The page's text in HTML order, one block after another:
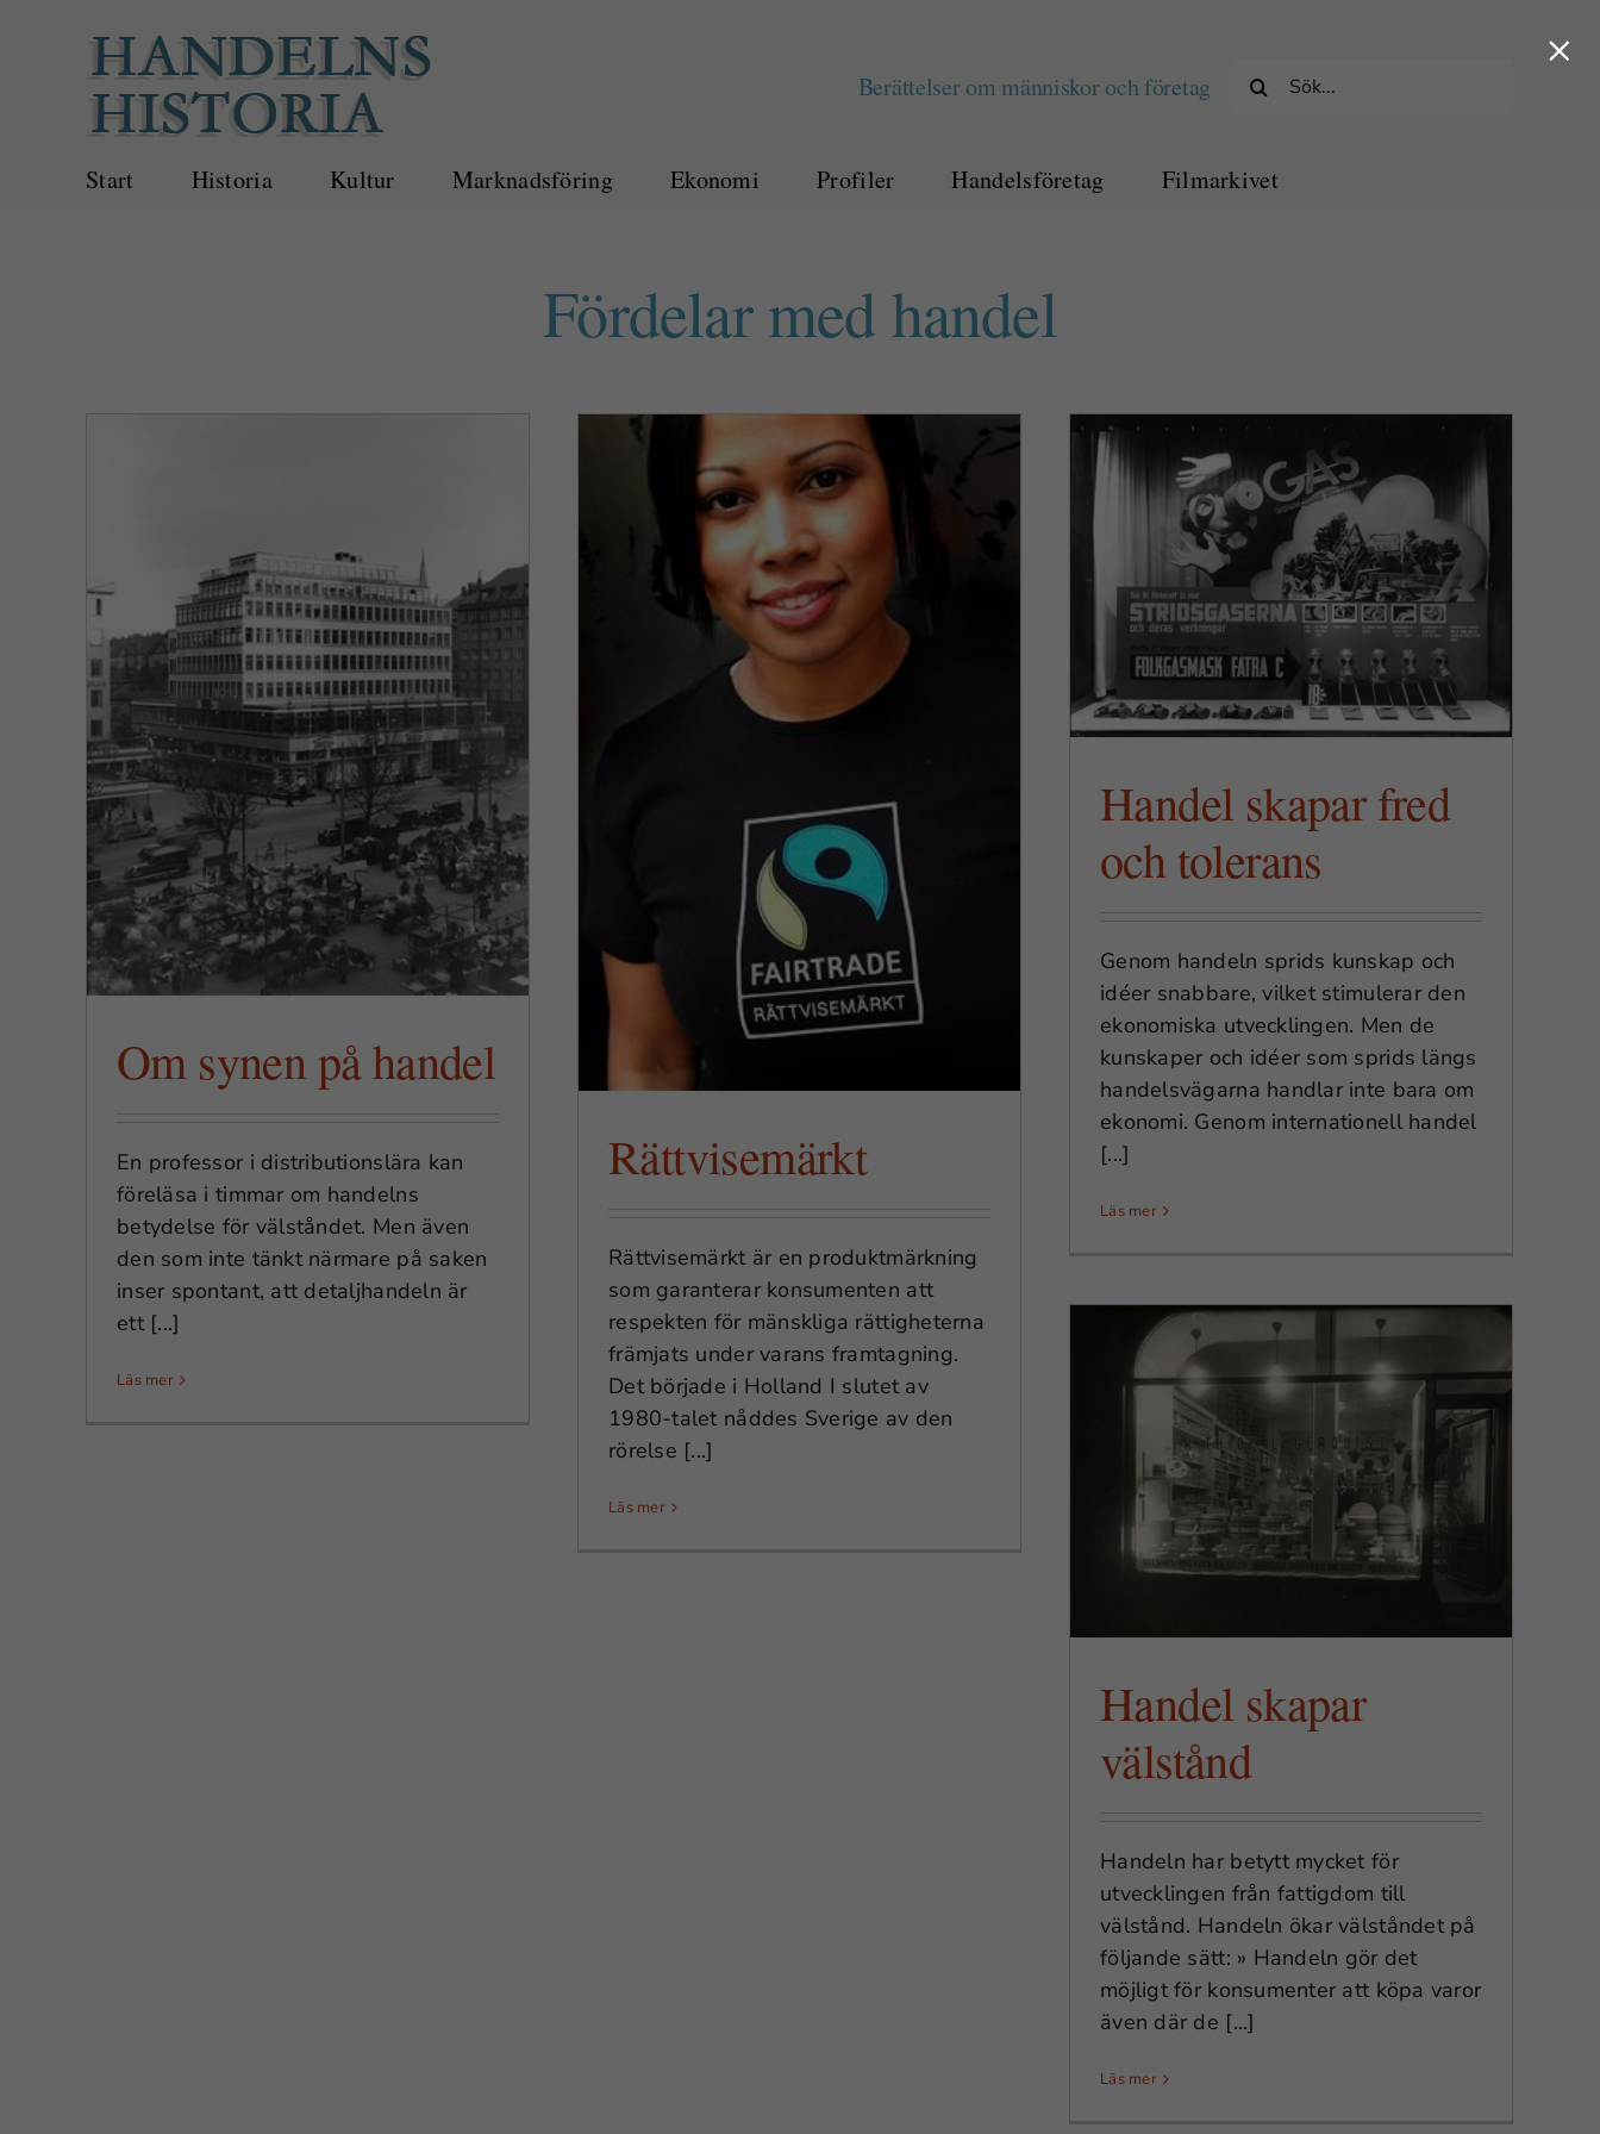
innehållet
Berättelser om människor och företag
efter:
Start Historia Kultur Marknadsföring Ekonomi Profiler Handelsföretag Filmarkivet
Fördelar med handel
Om synen på handel
En professor i distributionslära kan
föreläsa i timmar om handelns
betydelse för välståndet. Men även
den som inte tänkt närmare på saken
inser spontant, att detaljhandeln är
ett [...]
Läs mer
Rättvisemärkt
Rättvisemärkt
Rättvisemärkt är en produktmärkning
som garanterar konsumenten att
respekten för mänskliga rättigheterna
främjats under varans framtagning.
Det började i Holland I slutet av
1980-talet nåddes Sverige av den
rörelse [...]
Läs mer
Handel skapar fred och
tolerans
Handel skapar fred
och tolerans
Genom handeln sprids kunskap och
idéer snabbare, vilket stimulerar den
ekonomiska utvecklingen. Men de
kunskaper och idéer som sprids längs
handelsvägarna handlar inte bara om
ekonomi. Genom internationell handel
[...]
Läs mer
Handel skapar
välstånd
Handeln har betytt mycket för
utvecklingen från fattigdom till
välstånd. Handeln ökar välståndet på
följande sätt: » Handeln gör det
möjligt för konsumenter att köpa varor
även där de [...]
Läs mer
×